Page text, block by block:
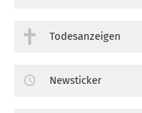
Todesanzeigen
Newsticker